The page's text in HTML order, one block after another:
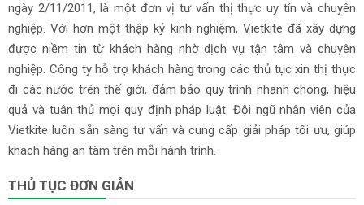
ngày 2/11/2011, là một đơn vị tư vấn thị thực uy tín và chuyên
nghiệp. Với hơn một thập kỷ kinh nghiệm, Vietkite đã xây dựng
được niềm tin từ khách hàng nhờ dịch vụ tận tâm và chuyên
nghiệp. Công ty hỗ trợ khách hàng trong các thủ tục xin thị thực
đi các nước trên thế giới, đảm bảo quy trình nhanh chóng, hiệu
quả và tuân thủ mọi quy định pháp luật. Đội ngũ nhân viên của
Vietkite luôn sẵn sàng tư vấn và cung cấp giải pháp tối ưu, giúp
khách hàng an tâm trên mỗi hành trình.
THỦ TỤC ĐƠN GIẢN